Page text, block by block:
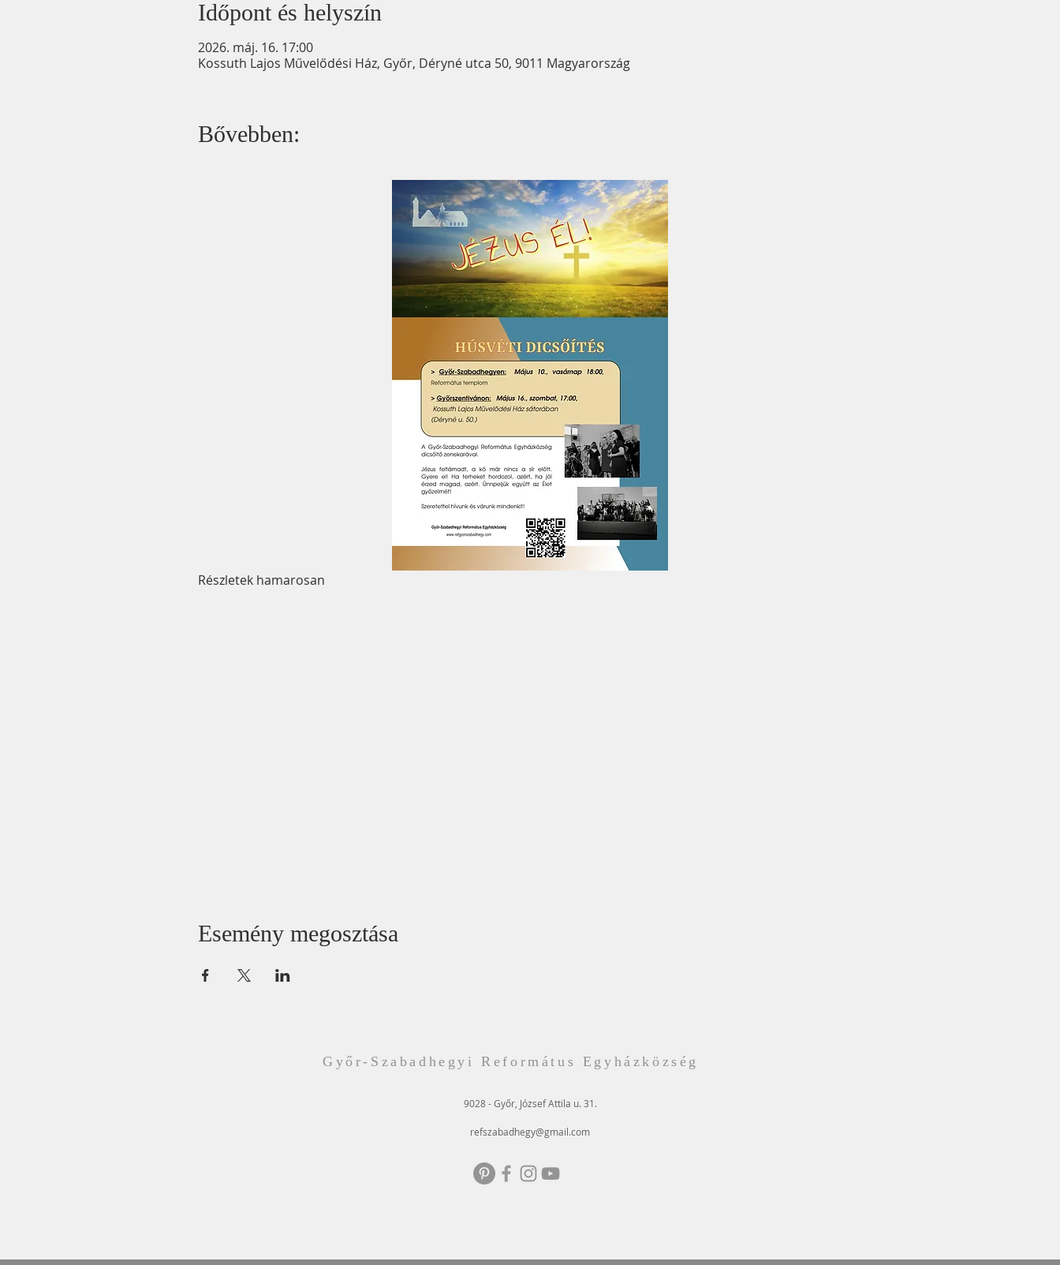
Időpont és helyszín
2026. máj. 16. 17:00
Kossuth Lajos Művelődési Ház, Győr, Déryné utca 50, 9011 Magyarország
Bővebben:
Részletek hamarosan
Esemény megosztása
Győr-Szabadhegyi Református Egyházközség
9028 - Győr, József Attila u. 31.
refszabadhegy@gmail.com